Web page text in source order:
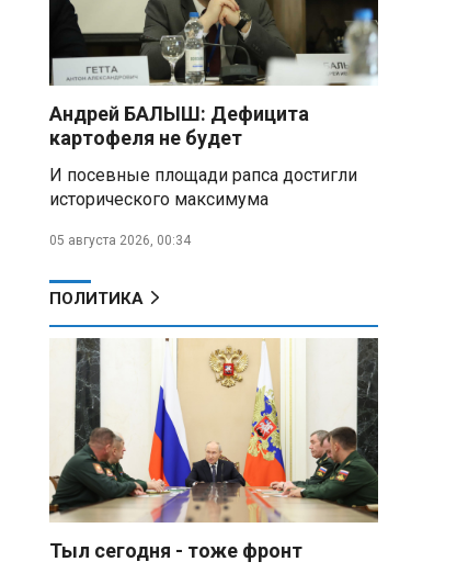
пугать людей угрозой со
стороны РФ
подарили белорусский бинокль,
изготовленный по стандартам
В Белгородской области при
еще четыре человека
Александр Лукашенко о
работе Белкоопсоюза: «Если это
так, это жуть»
Минск возглавил рейтинг
самых популярных зарубежных
городов у российских туристов
Минобороны РФ: при
освобождении Анискино ВСУ
военных сдалась в плен
Андрей БАЛЫШ: Дефицита
картофеля не будет
И посевные площади рапса достигли
исторического максимума
05 августа 2026, 00:34
ПОЛИТИКА
Тыл сегодня - тоже фронт